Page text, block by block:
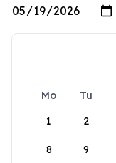
Mo Tu
1
2
8 9